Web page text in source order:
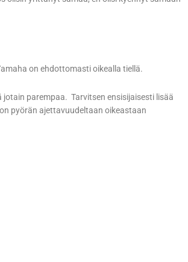
on ehdottomasti oikealla tiellä.
parempaa. Tarvitsen ensisijaisesti lisää
pyörän ajettavuudeltaan oikeastaan